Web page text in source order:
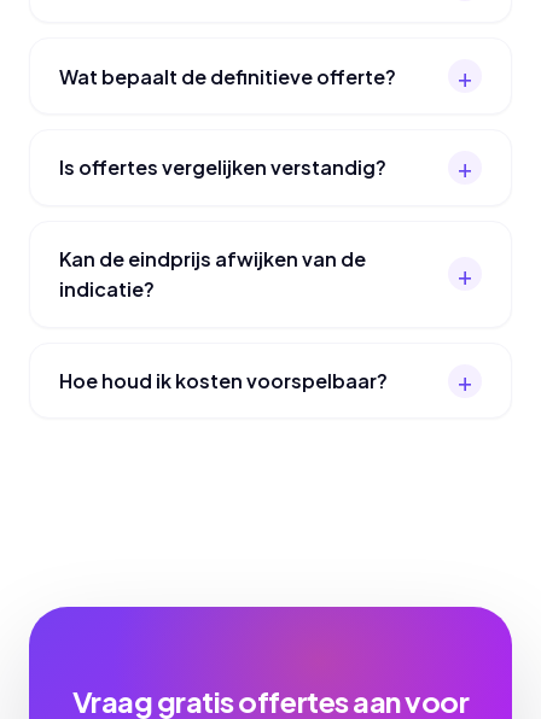
Wat bepaalt de definitieve offerte?
Is offertes vergelijken verstandig?
Kan de eindprijs afwijken van de
indicatie?
Hoe houd ik kosten voorspelbaar?
Vraag gratis offertes aan voor